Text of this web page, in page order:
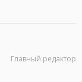
Главный редактор